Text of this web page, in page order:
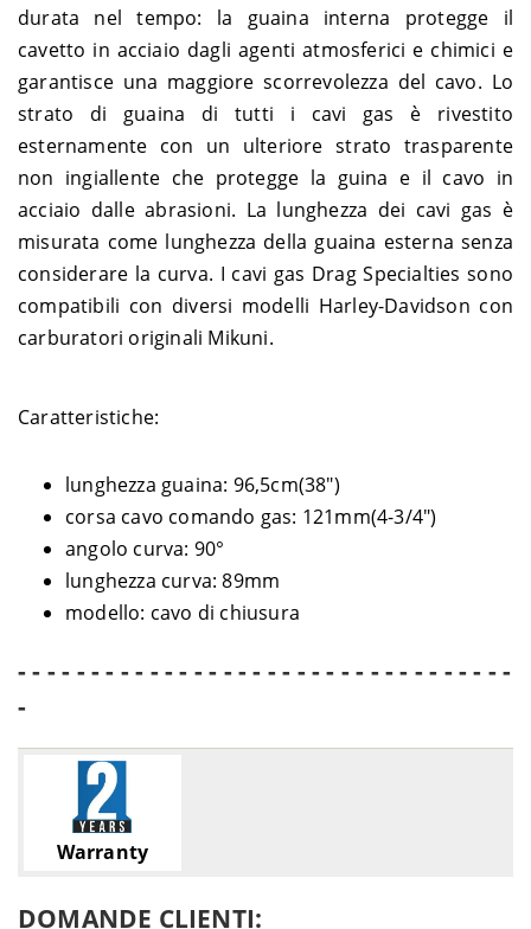
durata nel tempo: la guaina interna protegge il
cavetto in acciaio dagli agenti atmosferici e chimici e
garantisce una maggiore scorrevolezza del cavo. Lo
strato di guaina di tutti i cavi gas è rivestito
esternamente con un ulteriore strato trasparente
non ingiallente che protegge la guina e il cavo in
acciaio dalle abrasioni. La lunghezza dei cavi gas è
misurata come lunghezza della guaina esterna senza
considerare la curva. I cavi gas Drag Specialties sono
compatibili con diversi modelli Harley-Davidson con
carburatori originali Mikuni.
Caratteristiche:
lunghezza guaina: 96,5cm(38")
corsa cavo comando gas: 121mm(4-3/4")
angolo curva: 90°
lunghezza curva: 89mm
modello: cavo di chiusura
- - - - - - - - - - - - - - - - - - - - - - - - - - - - - - - - - -
-
Warranty
DOMANDE CLIENTI: